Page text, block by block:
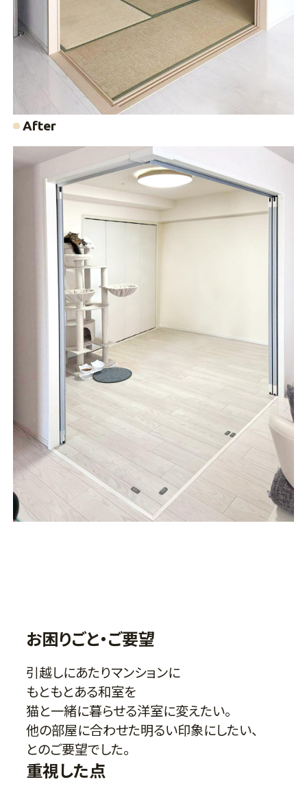
After
お困りごと・ご要望
引越しにあたりマンションに
もともとある和室を
猫と一緒に暮らせる洋室に変えたい。
他の部屋に合わせた明るい印象にしたい、
とのご要望でした。
重視した点